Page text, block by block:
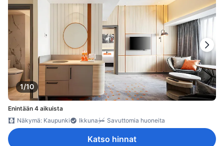
1/10
Enintään 4 aikuista
Näkymä: Kaupunki
Ikkuna Savuttomia huoneita
Katso hinnat